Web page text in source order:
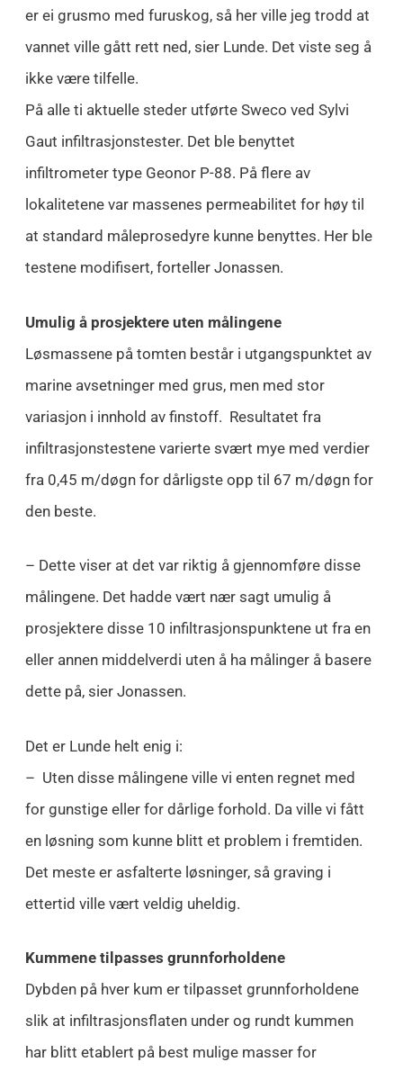
er ei grusmo med furuskog, så her ville jeg trodd at
vannet ville gått rett ned, sier Lunde. Det viste seg å
ikke være tilfelle.
På alle ti aktuelle steder utførte Sweco ved Sylvi
Gaut infiltrasjonstester. Det ble benyttet
infiltrometer type Geonor P-88. På flere av
lokalitetene var massenes permeabilitet for høy til
at standard måleprosedyre kunne benyttes. Her ble
testene modifisert, forteller Jonassen.
Umulig å prosjektere uten målingene
Løsmassene på tomten består i utgangspunktet av
marine avsetninger med grus, men med stor
variasjon i innhold av finstoff. Resultatet fra
infiltrasjonstestene varierte svært mye med verdier
fra 0,45 m/døgn for dårligste opp til 67 m/døgn for
den beste.
– Dette viser at det var riktig å gjennomføre disse
målingene. Det hadde vært nær sagt umulig å
prosjektere disse 10 infiltrasjonspunktene ut fra en
eller annen middelverdi uten å ha målinger å basere
dette på, sier Jonassen.
Det er Lunde helt enig i:
– Uten disse målingene ville vi enten regnet med
for gunstige eller for dårlige forhold. Da ville vi fått
en løsning som kunne blitt et problem i fremtiden.
Det meste er asfalterte løsninger, så graving i
ettertid ville vært veldig uheldig.
Kummene tilpasses grunnforholdene
Dybden på hver kum er tilpasset grunnforholdene
slik at infiltrasjonsflaten under og rundt kummen
har blitt etablert på best mulige masser for